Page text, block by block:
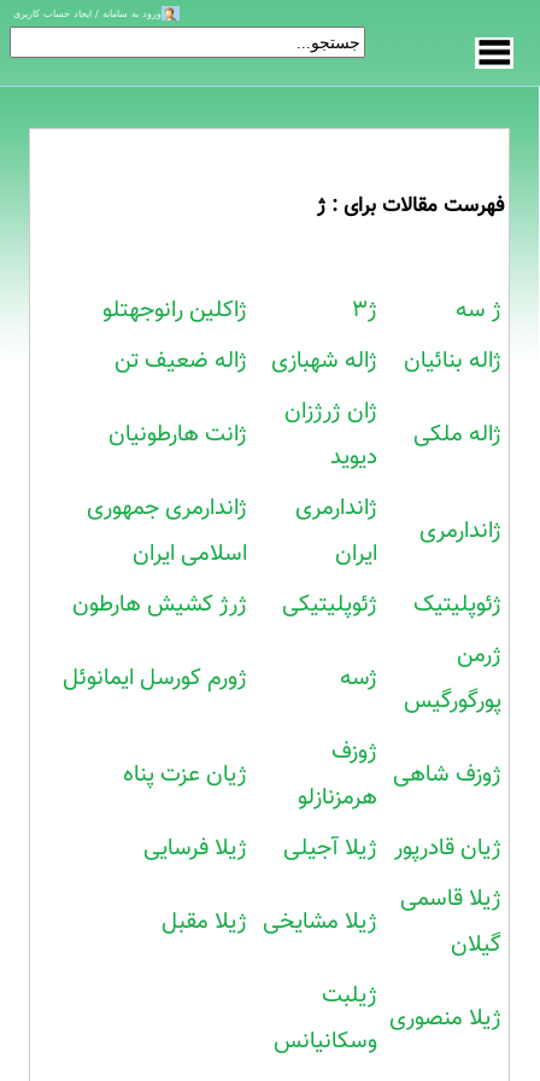
فهرست مقالات برای : ژ
ژ سه ژ۳
ژاکلین رانوجهتلو
ژاله بنائیان
ژاله شهبازی ژاله ضعیف تن
ژاله ملکی
ژان ژرژزان
دیوید
ژانت هارطونیان
ژاندارمری
ژاندارمری
ایران
ژاندارمری جمهوری
اسلامی ایران
ژئوپلیتیک
ژئوپلیتیکی
ژرژ کشیش هارطون
ژرمن
پورگورگیس
ژسه ژورم کورسل ایمانوئل
ژوزف شاهی
ژوزف
هرمزنازلو
ژیان عزت پناه
ژیان قادرپور ژیلا آجیلی
ژیلا فرسایی
ژیلا قاسمی
گیلان
ژیلا مشایخی ژیلا مقبل
ژیلا منصوری
ژیلبت
وسکانیانس
ورود به سامانه / ایجاد حساب کاربری